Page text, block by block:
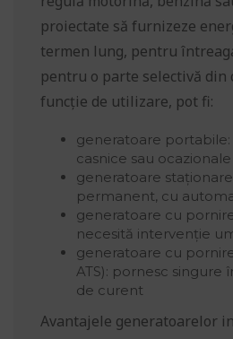
proiectate să furnizeze
termen lung, pentru
pentru o parte selectivă din
funcție de utilizare, pot fi:
generatoare
casnice sau ocazionale
generatoare
permanent, cu
generatoare cu
necesită intervenție
generatoare cu
ATS): pornesc singure
de curent
Avantajele generatoarelor